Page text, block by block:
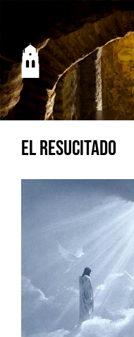
contenido
El Resucitado